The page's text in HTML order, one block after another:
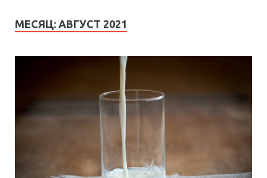
МЕСЯЦ: АВГУСТ 2021